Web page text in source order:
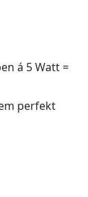
á 5 Watt =
perfekt